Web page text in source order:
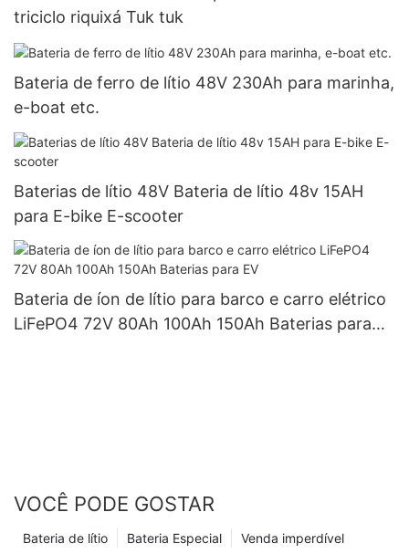
triciclo riquixá Tuk tuk
Bateria de ferro de lítio 48V 230Ah para marinha,
e-boat etc.
Baterias de lítio 48V Bateria de lítio 48v 15AH
para E-bike E-scooter
Bateria de íon de lítio para barco e carro elétrico
LiFePO4 72V 80Ah 100Ah 150Ah Baterias para
VOCÊ PODE GOSTAR
Venda imperdível
Bateria Especial
Bateria de lítio